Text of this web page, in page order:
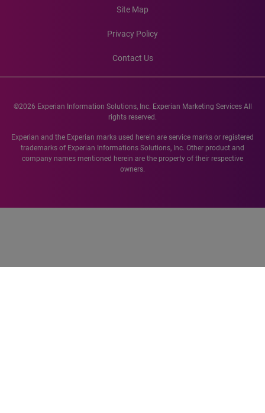
Site Map
Privacy Policy
Contact Us
©2026 Experian Information Solutions, Inc. Experian Marketing Services All
rights reserved.
Experian and the Experian marks used herein are service marks or registered
trademarks of Experian Informations Solutions, Inc. Other product and
company names mentioned herein are the property of their respective
owners.